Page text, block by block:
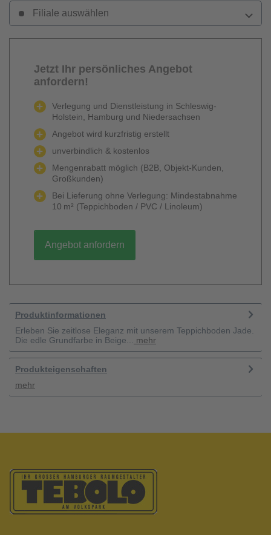
Filiale auswählen
Jetzt Ihr persönliches Angebot
anfordern!
Verlegung und Dienstleistung in Schleswig-
Holstein, Hamburg und Niedersachsen
Angebot wird kurzfristig erstellt
unverbindlich & kostenlos
Mengenrabatt möglich (B2B, Objekt-Kunden,
Großkunden)
Bei Lieferung ohne Verlegung: Mindestabnahme
10 m² (Teppichboden / PVC / Linoleum)
Angebot anfordern
Produktinformationen
Erleben Sie zeitlose Eleganz mit unserem Teppichboden Jade.
Die edle Grundfarbe in Beige...
mehr
Produkteigenschaften
mehr